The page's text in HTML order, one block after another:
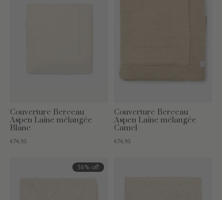
Couverture Berceau
Aspen Laine mélangée
Blanc
€74,95
Couverture Berceau
Aspen Laine mélangée
Camel
€74,95
36% off